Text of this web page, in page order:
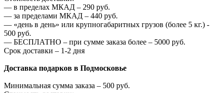
— в пределах МКАД – 290 руб.
— за пределами МКАД – 440 руб.
— «день в день» или крупногабаритных грузов (более 5 кг.) -
500 руб.
— БЕСПЛАТНО – при сумме заказа более – 5000 руб.
Срок доставки – 1-2 дня
Доставка подарков в Подмосковье
Минимальная сумма заказа – 500 руб.